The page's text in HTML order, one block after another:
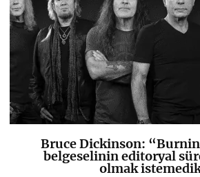
K+
Bruce Dickinson:
belgeselinin editoryal
olmak